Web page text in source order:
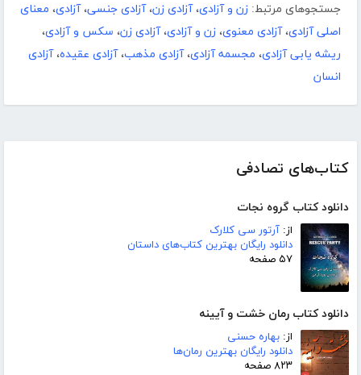
کتاب‌های تصادفی
دانلود کتاب گروه نجات
از: آرتور سی کلارک
دانلود رایگان بهترین کتاب‌های داستان
۵۷ صفحه
دانلود کتاب رمان خشت و آیینه
از: بهاره حسنی
دانلود رایگان بهترین رمان‌ها
۸۲۳ صفحه
جستجوهای مرتبط: زن و آزادی،آزادی زن،آزادی جنسی،آزادی، معنای
اصلی آزادی،آزادی معنوی، زن و آزادی،آزادی زن، سکس و آزادی،
ریشه یابی آزادی، مجسمه آزادی،آزادی مذهب،آزادی عقیده،آزادی
انسان